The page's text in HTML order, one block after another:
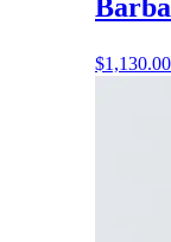
$1,130.00